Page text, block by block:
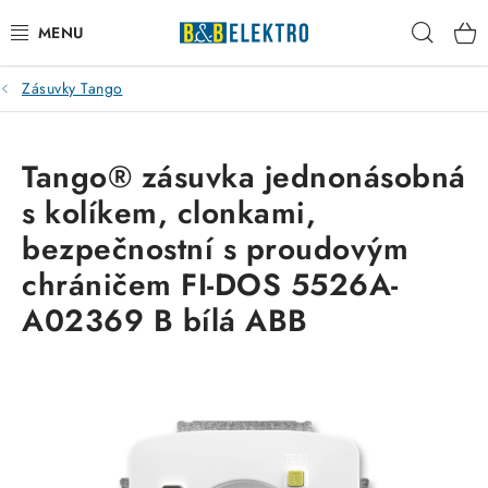
na
obsah
Reklamace / Vrácení zboží
Kontakty
VYTÁPĚNÍ
VYPÍNAČE
Zásuvky Tango
Tango® zásuvka jednonásobná
s kolíkem, clonkami,
bezpečnostní s proudovým
chráničem FI-DOS 5526A-
A02369 B bílá ABB